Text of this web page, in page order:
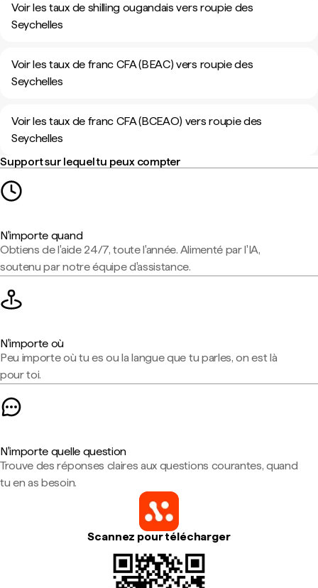
Voir les taux de shilling ougandais vers roupie des
Seychelles
Voir les taux de franc CFA (BEAC) vers roupie des
Seychelles
Voir les taux de franc CFA (BCEAO) vers roupie des
Seychelles
Support sur lequel tu peux compter
N'importe quand
Obtiens de l'aide 24/7, toute l'année. Alimenté par l'IA,
soutenu par notre équipe d'assistance.
N'importe où
Peu importe où tu es ou la langue que tu parles, on est là
pour toi.
N'importe quelle question
Trouve des réponses claires aux questions courantes, quand
tu en as besoin.
Scannez pour télécharger